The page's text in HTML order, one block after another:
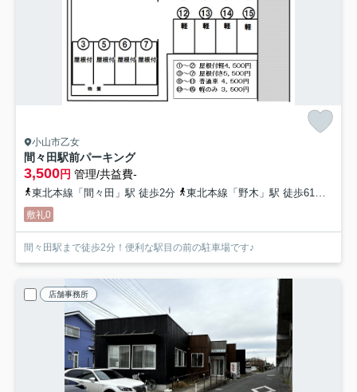
小山市乙女
間々田駅前パーキング
3,500円 管理/共益費-
東北本線「間々田」駅 徒歩2分 東北本線「野木」駅 徒歩61分
敷礼0
間々田駅まで徒歩2分！便利な駅目の前の駐車場です♪
店舗事務所